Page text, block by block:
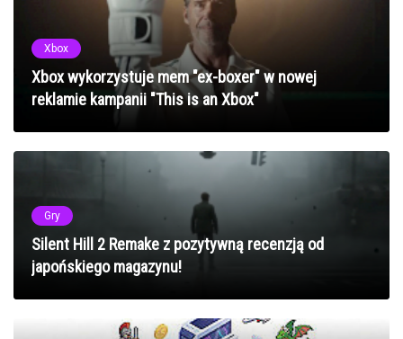
Xbox
Xbox wykorzystuje mem "ex-boxer" w nowej
reklamie kampanii "This is an Xbox"
Gry
Silent Hill 2 Remake z pozytywną recenzją od
japońskiego magazynu!